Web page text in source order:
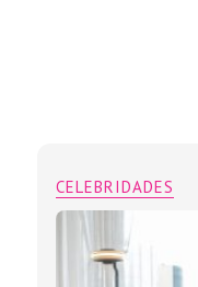
CELEBRIDADES